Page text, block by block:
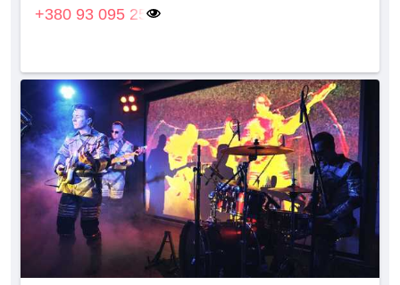
+380 93 095 25